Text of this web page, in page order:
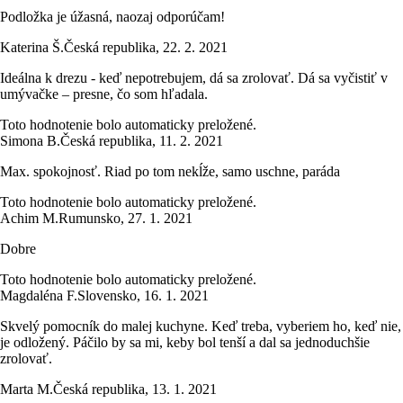
Podložka je úžasná, naozaj odporúčam!
Katerina Š.Česká republika, 22. 2. 2021
Ideálna k drezu - keď nepotrebujem, dá sa zrolovať. Dá sa vyčistiť v
umývačke – presne, čo som hľadala.
Toto hodnotenie bolo automaticky preložené.
Simona B.Česká republika, 11. 2. 2021
Max. spokojnosť. Riad po tom nekĺže, samo uschne, paráda
Toto hodnotenie bolo automaticky preložené.
Achim M.Rumunsko, 27. 1. 2021
Dobre
Toto hodnotenie bolo automaticky preložené.
Magdaléna F.Slovensko, 16. 1. 2021
Skvelý pomocník do malej kuchyne. Keď treba, vyberiem ho, keď nie,
je odložený. Páčilo by sa mi, keby bol tenší a dal sa jednoduchšie
zrolovať.
Marta M.Česká republika, 13. 1. 2021